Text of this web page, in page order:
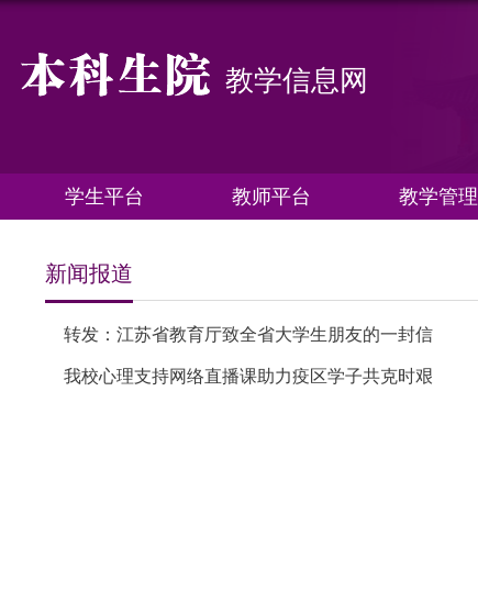
教学信息网
学生平台 教师平台 教学管理
新闻报道
转发：江苏省教育厅致全省大学生朋友的一封信
我校心理支持网络直播课助力疫区学子共克时艰